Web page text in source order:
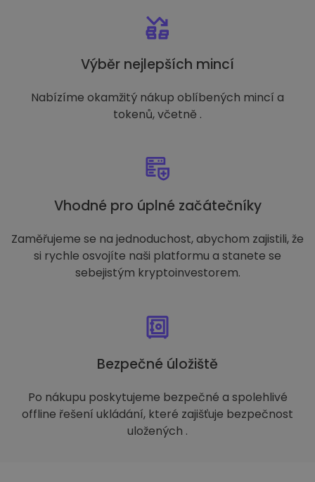
Výběr nejlepších mincí
Nabízíme okamžitý nákup oblíbených mincí a
tokenů, včetně .
Vhodné pro úplné začátečníky
Zaměřujeme se na jednoduchost, abychom zajistili, že
si rychle osvojíte naši platformu a stanete se
sebejistým kryptoinvestorem.
Bezpečné úložiště
Po nákupu poskytujeme bezpečné a spolehlivé
offline řešení ukládání, které zajišťuje bezpečnost
uložených .